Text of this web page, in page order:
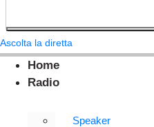
Ascolta la diretta
Home
Radio
Speaker